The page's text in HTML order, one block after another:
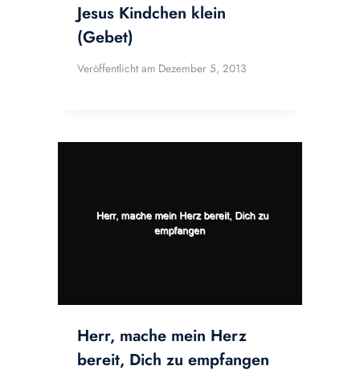
Jesus Kindchen klein
(Gebet)
Veröffentlicht am Dezember 5, 2013
Herr, mache mein Herz
bereit, Dich zu empfangen